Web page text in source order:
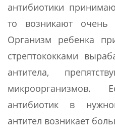
антибиотики
то возникают очень
Организм ребенка
стрептококками
антитела,
микроорганизмов.
антибиотик в
антител возникает